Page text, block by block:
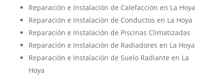
Reparación e Instalación de Calefacción en La Hoya
Reparación e Instalación de Conductos en La Hoya
Reparación e Instalación de Piscinas Climatizadas
Reparación e Instalación de Radiadores en La Hoya
Reparación e Instalación de Suelo Radiante en La
Hoya